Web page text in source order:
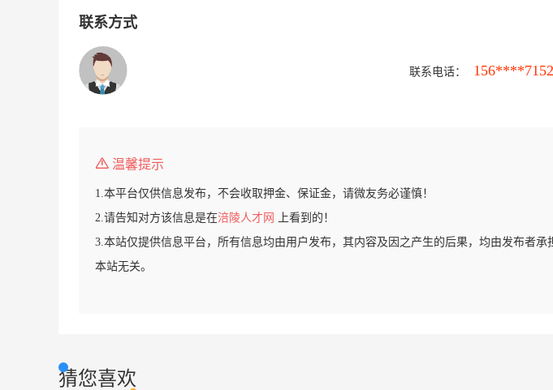
联系方式
联系电话： 156****7152
温馨提示
1.本平台仅供信息发布，不会收取押金、保证金，请微友务必谨慎！
2.请告知对方该信息是在涪陵人才网
上看到的！
3.本站仅提供信息平台，所有信息均由用户发布，其内容及因之产生的后果，均由发布者承
本站无关。
猜您喜欢